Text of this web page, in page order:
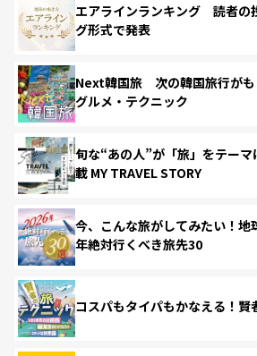
エアラインランキング 読者の
グ形式で発表
Next韓国旅 次の韓国旅行がも
グルメ・テクニック
旬な“あの人”が「旅」をテー
載 MY TRAVEL STORY
今、こんな旅がしてみたい！
年絶対行くべき旅先30
コスパもタイパもかなえる！賢